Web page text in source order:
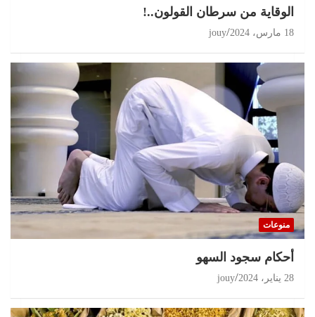
الوقاية من سرطان القولون..!
18 مارس، 2024 jouy
منوعات
أحكام سجود السهو
28 يناير، 2024 jouy